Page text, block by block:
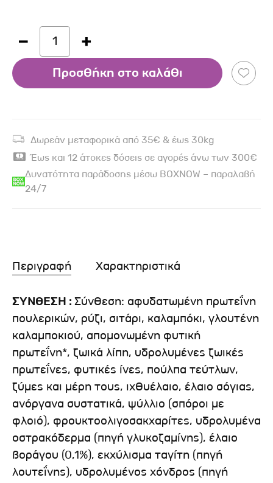
1
Προσθήκη στο καλάθι
Δωρεάν μεταφορικά από 35€ & έως 30kg
Έως και 12 άτοκες δόσεις σε αγορές άνω των 300€
Δυνατότητα παράδοσης μέσω BOXNOW – παραλαβή
24/7
Περιγραφή Χαρακτηριστικά
ΣΥΝΘΕΣΗ : Σύνθεση: αφυδατωμένη πρωτεΐνη
πουλερικών, ρύζι, σιτάρι, καλαμπόκι, γλουτένη
καλαμποκιού, απομονωμένη φυτική
πρωτεΐνη*, ζωικά λίπη, υδρολυμένες ζωικές
πρωτεΐνες, φυτικές ίνες, πούλπα τεύτλων,
ζύμες και μέρη τους, ιχθυέλαιο, έλαιο σόγιας,
ανόργανα συστατικά, ψύλλιο (σπόροι με
φλοιό), φρουκτοολιγοσακχαρίτες, υδρολυμένα
οστρακόδερμα (πηγή γλυκοζαμίνης), έλαιο
βοράγου (0,1%), εκχύλισμα ταγίτη (πηγή
λουτεΐνης), υδρολυμένος χόνδρος (πηγή